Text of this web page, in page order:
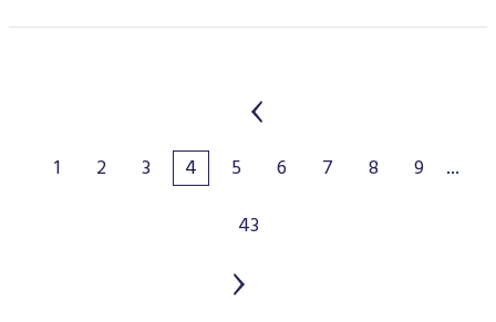
1 2 3 4 5 6 7 8 9
...
43